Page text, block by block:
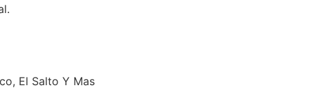
El Salto Y Mas